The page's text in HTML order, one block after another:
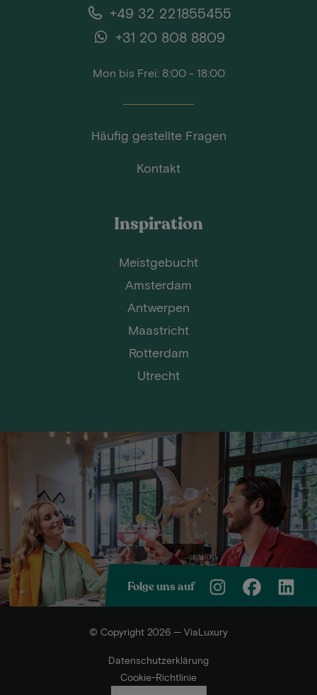
+49 32 221855455
+31 20 808 8809
Mon bis Frei: 8:00 - 18:00
Häufig gestellte Fragen
Kontakt
Inspiration
Meistgebucht
Amsterdam
Antwerpen
Maastricht
Rotterdam
Utrecht
Folge uns auf
© Copyright 2026 — ViaLuxury
Datenschutzerklärung
Cookie-Richtlinie